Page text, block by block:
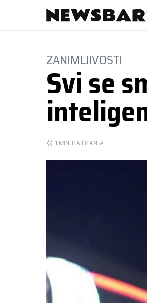
ZANIMLJIVOSTI
Svi se
1 MINUTA ČITANJA